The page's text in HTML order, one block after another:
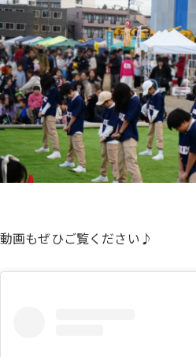
動画もぜひご覧ください♪